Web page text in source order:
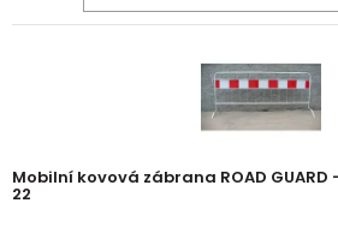
Mobilní kovová zábrana ROAD
22